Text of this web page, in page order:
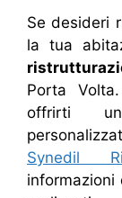
Se desideri
la tua
Porta
offrirti
Synedil
informazioni